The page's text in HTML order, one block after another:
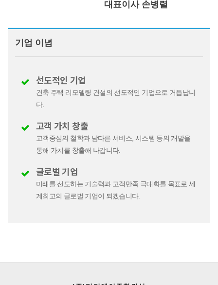
대표이사 손병렬
기업 이념
선도적인 기업
건축 주택 리모델링 건설의 선도적인 기업으로 거듭납니
다.
고객 가치 창출
고객중심의 철학과 남다른 서비스, 시스템 등의 개발을
통해 가치를 창출해 나갑니다.
글로벌 기업
미래를 선도하는 기술력과 고객만족 극대화를 목표로 세
계최고의 글로벌 기업이 되겠습니다.